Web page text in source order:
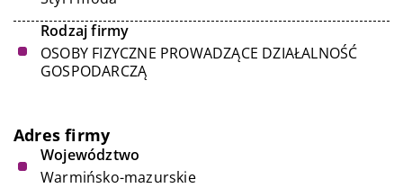
Rodzaj firmy
OSOBY FIZYCZNE PROWADZĄCE DZIAŁALNOŚĆ
GOSPODARCZĄ
Adres firmy
Województwo
Warmińsko-mazurskie